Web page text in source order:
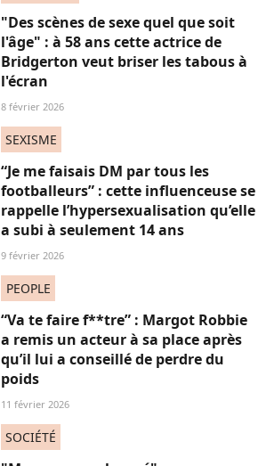
"Des scènes de sexe quel que soit
l'âge" : à 58 ans cette actrice de
Bridgerton veut briser les tabous à
l'écran
8 février 2026
SEXISME
“Je me faisais DM par tous les
footballeurs” : cette influenceuse se
rappelle l’hypersexualisation qu’elle
a subi à seulement 14 ans
9 février 2026
PEOPLE
“Va te faire f**tre” : Margot Robbie
a remis un acteur à sa place après
qu’il lui a conseillé de perdre du
poids
11 février 2026
SOCIÉTÉ